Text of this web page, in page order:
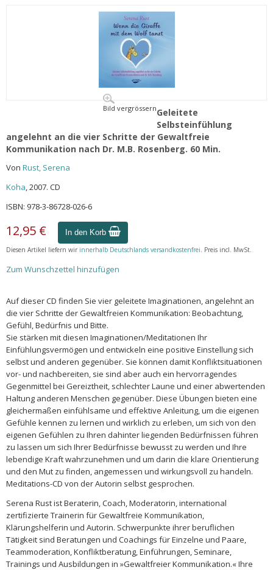
Bild vergrössernGeleitete
Selbsteinfühlung
angelehnt an die vier Schritte der Gewaltfreie
Kommunikation nach Dr. M.B. Rosenberg. 60 Min.
Von Rust, Serena
Koha, 2007. CD
ISBN: 978-3-86728-026-6
12,95 € In den Korb
Diesen Artikel liefern wir innerhalb Deutschlands versandkostenfrei. Preis incl. MwSt.
Zum Wunschzettel hinzufügen
Auf dieser CD finden Sie vier geleitete Imaginationen, angelehnt an
die vier Schritte der Gewaltfreien Kommunikation: Beobachtung,
Gefühl, Bedürfnis und Bitte.
Sie stärken mit diesen Imaginationen/Meditationen Ihr
Einfühlungsvermögen und entwickeln eine positive Einstellung sich
selbst und anderen gegenüber. Sie können damit Konfliktsituationen
vor- und nachbereiten, sie sind aber auch ein hervorragendes
Gegenmittel bei Gereiztheit, schlechter Laune und einer abwertenden
Haltung anderen Menschen gegenüber. Diese Übungen bieten eine
gleichermaßen einfühlsame und effektive Anleitung, um die eigenen
Gefühle kennen zu lernen und wirklich zu erleben, um sich von den
eigenen Gefühlen zu Ihren dahinter liegenden Bedürfnissen führen
zu lassen um sich Ihrer Bedürfnisse bewusst zu werden und Ihre
lebendige Kraft wahrzunehmen und um darin die klare Orientierung
und den Mut zu finden, angemessen und wirkungsvoll zu handeln.
Meditations-CD von der Autorin selbst gesprochen.
Serena Rust ist Beraterin, Coach, Moderatorin, international
zertifizierte Trainerin für Gewaltfreie Kommunikation,
Klärungshelferin und Autorin. Schwerpunkte ihrer beruflichen
Tätigkeit sind Beratungen und Coachings für Einzelne und Paare,
Teammoderation, Konfliktberatung, Einführungen, Seminare,
Trainings und Ausbildungen in »Gewaltfreier Kommunikation.« Ihre